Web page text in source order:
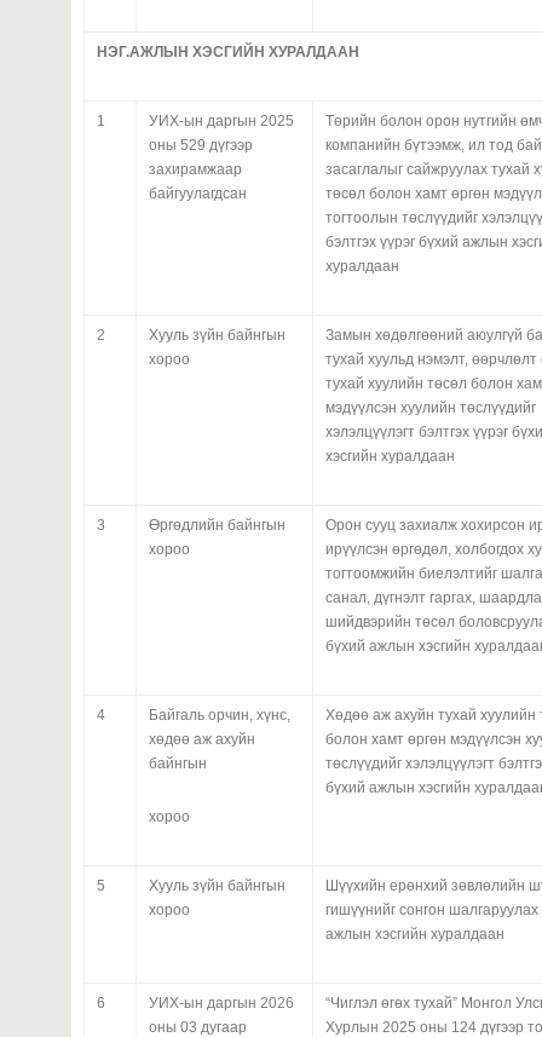
НЭГ.АЖЛЫН ХЭСГИЙН ХУРАЛДААН
1
УИХ-ын даргын 2025
оны 529 дүгээр
захирамжаар
байгуулагдсан
Төрийн болон орон нутгийн
компанийн бүтээмж, ил тод
засаглалыг сайжруулах тухай
төсөл болон хамт өргөн
тогтоолын төслүүдийг
бэлтгэх үүрэг бүхий ажлын
хуралдаан
2
Хууль зүйн байнгын
хороо
Замын хөдөлгөөний аюулгүй
тухай хуульд нэмэлт, өөрчлөлт
тухай хуулийн төсөл болон
мэдүүлсэн хуулийн төслүүдийг
хэлэлцүүлэгт бэлтгэх үүрэг
хэсгийн хуралдаан
3
Өргөдлийн байнгын
хороо
Орон сууц захиалж хохирсон
ирүүлсэн өргөдөл, холбогдох
тогтоомжийн биелэлтийг
санал, дүгнэлт гаргах,
шийдвэрийн төсөл
бүхий ажлын хэсгийн
4
Байгаль орчин, хүнс,
хөдөө аж ахуйн
байнгын
хороо
Хөдөө аж ахуйн тухай хуулийн
болон хамт өргөн мэдүүлсэн
төслүүдийг хэлэлцүүлэгт
бүхий ажлын хэсгийн
5
Хууль зүйн байнгын
хороо
Шүүхийн ерөнхий зөвлөлийн
гишүүнийг сонгон шалгаруулах
ажлын хэсгийн хуралдаан
6
УИХ-ын даргын 2026
оны 03 дугаар
“Чиглэл өгөх тухай” Монгол
Хурлын 2025 оны 124 дүгээр